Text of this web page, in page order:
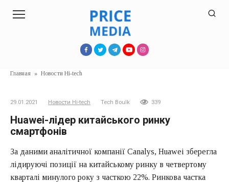
Главная » Новости Hi-tech
29.01.2021 Новости Hi-tech Tech Boulk 339
Huawei-лідер китайського ринку
смартфонів
За даними аналітичної компанії Canalys, Huawei зберегла
лідируючі позиції на китайському ринку в четвертому
кварталі минулого року з часткою 22%. Ринкова частка